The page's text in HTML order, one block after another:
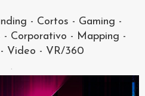
- Cortos - Gaming -
- Corporativo - Mapping -
- Video - VR/360
.